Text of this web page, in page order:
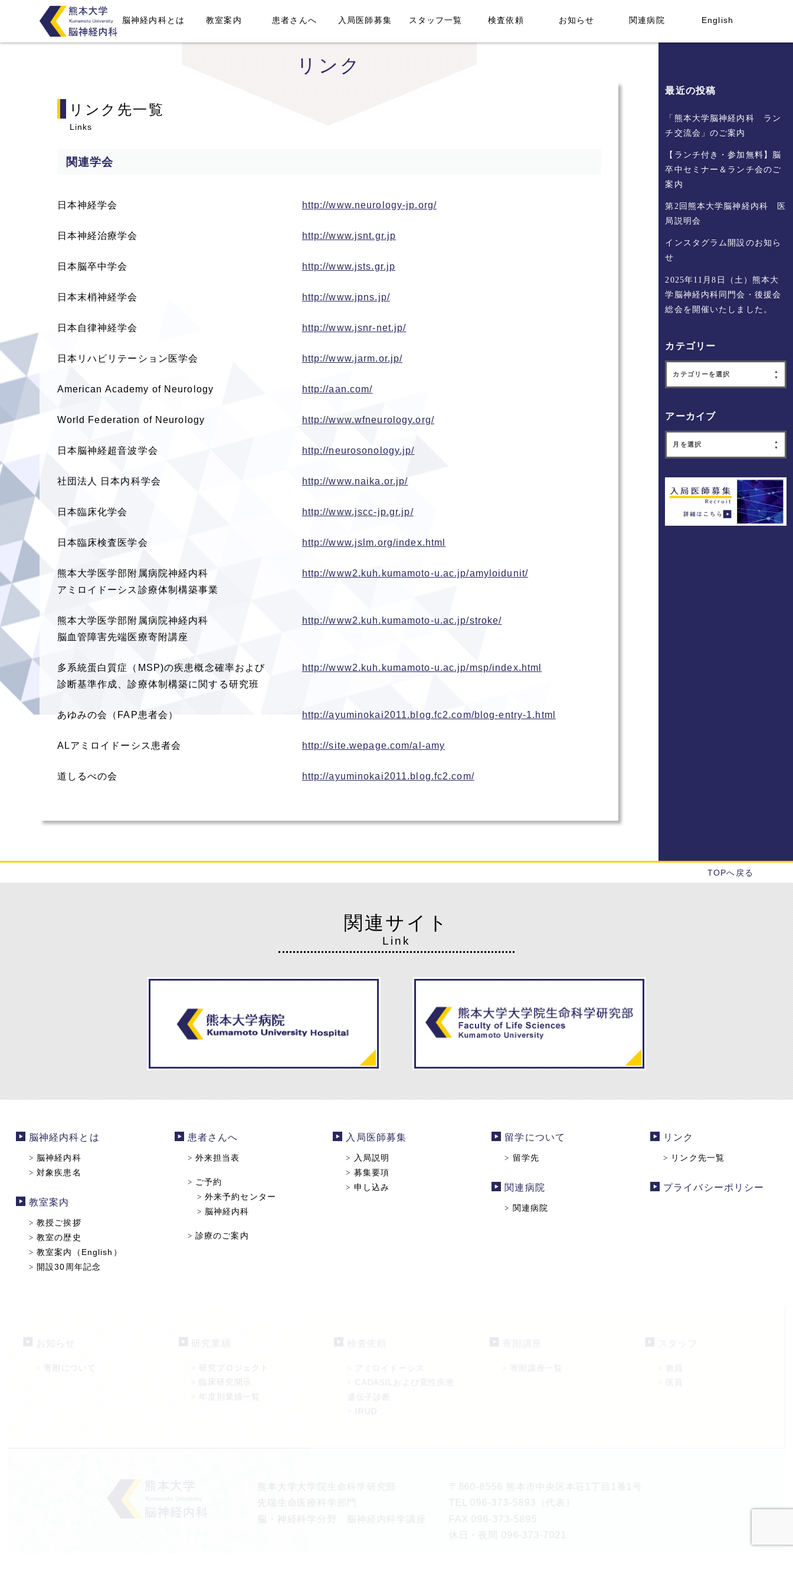
脳神経内科とは 教室案内 患者さんへ 入局医師募集 スタッフ一覧 検査依頼 お知らせ 関連病院 English
リンク
リンク先一覧
Links
関連学会
日本神経学会 http://www.neurology-jp.org/
日本神経治療学会 http://www.jsnt.gr.jp
日本脳卒中学会 http://www.jsts.gr.jp
日本末梢神経学会 http://www.jpns.jp/
日本自律神経学会 http://www.jsnr-net.jp/
日本リハビリテーション医学会 http://www.jarm.or.jp/
American Academy of Neurology http://aan.com/
World Federation of Neurology http://www.wfneurology.org/
日本脳神経超音波学会 http://neurosonology.jp/
社団法人 日本内科学会 http://www.naika.or.jp/
日本臨床化学会 http://www.jscc-jp.gr.jp/
日本臨床検査医学会 http://www.jslm.org/index.html
熊本大学医学部附属病院神経内科
アミロイドーシス診療体制構築事業
http://www2.kuh.kumamoto-u.ac.jp/amyloidunit/
熊本大学医学部附属病院神経内科
脳血管障害先端医療寄附講座
http://www2.kuh.kumamoto-u.ac.jp/stroke/
多系統蛋白質症（MSP)の疾患概念確率および
診断基準作成、診療体制構築に関する研究班
http://www2.kuh.kumamoto-u.ac.jp/msp/index.html
あゆみの会（FAP患者会） http://ayuminokai2011.blog.fc2.com/blog-entry-1.html
ALアミロイドーシス患者会 http://site.wepage.com/al-amy
道しるべの会 http://ayuminokai2011.blog.fc2.com/
最近の投稿
「熊本大学脳神経内科 ラン
チ交流会」のご案内
【ランチ付き・参加無料】脳
卒中セミナー＆ランチ会のご
案内
第2回熊本大学脳神経内科 医
局説明会
インスタグラム開設のお知ら
せ
2025年11月8日（土）熊本大
学脳神経内科同門会・後援会
総会を開催いたしました。
カテゴリー
カテゴリーを選択
アーカイブ
月を選択
TOPへ戻る
関連サイト
Link
脳神経内科とは
> 脳神経内科
> 対象疾患名
教室案内
> 教授ご挨拶
> 教室の歴史
> 教室案内（English）
> 開設30周年記念
患者さんへ
> 外来担当表
> ご予約
> 外来予約センター
> 脳神経内科
> 診療のご案内
入局医師募集
> 入局説明
> 募集要項
> 申し込み
留学について
> 留学先
関連病院
> 関連病院
リンク
> リンク先一覧
プライバシーポリシー
寄附について 研究プロジェクト
臨床研究開示
年度別業績一覧
熊本大学大学院生命科学研究部
先端生命医療科学部門
脳・神経科学分野 脳神経内科学講座
〒860-8556 熊本市中央区本荘1丁目1番1号
TEL 096-373-5893（代表）
FAX 096-373-5895
休日・夜間 096-373-7021